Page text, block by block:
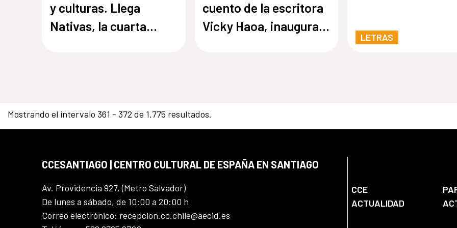
y culturas. Llega
Nativas, la cuarta
cuento de la escritora
Vicky Haoa, inaugura
Haoa, inaugura la
LETRAS
Mostrando el intervalo 361 - 372 de 1.775 resultados.
CCESANTIAGO | CENTRO CULTURAL DE ESPAÑA EN SANTIAGO
Av. Providencia 927, (Metro Salvador)
De lunes a sábado, de 10:00 a 20:00 h
Correo electrónico: recepcion.cc.chile@aecid.es
CCE
ACTUALIDAD